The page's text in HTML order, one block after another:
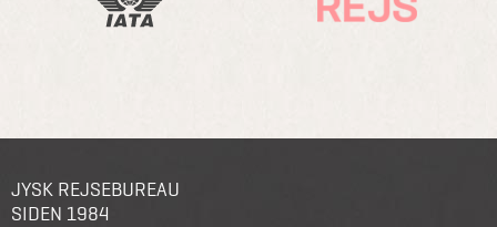
JYSK REJSEBUREAU
SIDEN 1984